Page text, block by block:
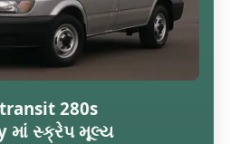
280s
માં સ્ક્રેપ મૂલ્ય